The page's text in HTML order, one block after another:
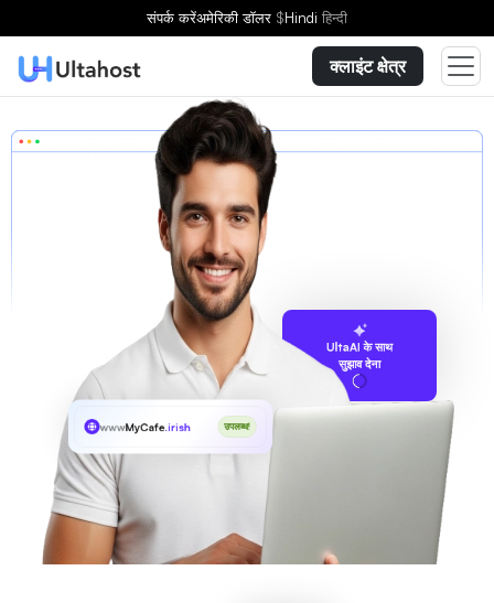
संपर्क करेंअमेरिकी डॉलर $Hindi हिन्दी
क्लाइंट क्षेत्र
UltaAI के साथ
सुझाव देना
wwwMyCafe.irish उपलब्ध!